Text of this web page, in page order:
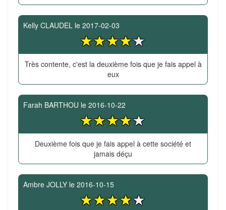
Kelly CLAUDEL le 2017-02-03
Très contente, c'est la deuxième fois que je fais appel à
eux
Farah BARTHOU le 2016-10-22
Deuxième fois que je fais appel à cette société et
jamais déçu
Ambre JOLLY le 2016-10-15